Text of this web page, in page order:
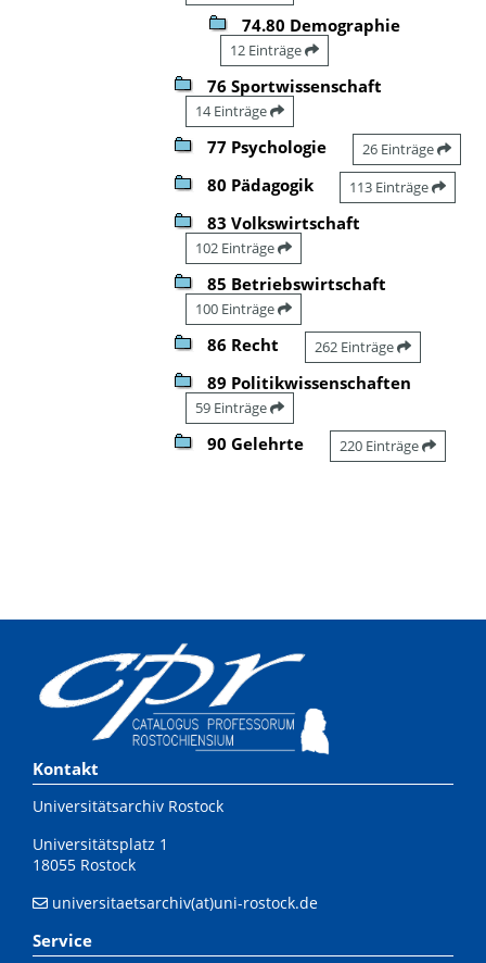
74.80 Demographie
12 Einträge
76 Sportwissenschaft
14 Einträge
77 Psychologie 26 Einträge
80 Pädagogik 113 Einträge
83 Volkswirtschaft
102 Einträge
85 Betriebswirtschaft
100 Einträge
86 Recht 262 Einträge
89 Politikwissenschaften
59 Einträge
90 Gelehrte 220 Einträge
Kontakt
Universitätsarchiv Rostock
Universitätsplatz 1
18055 Rostock
universitaetsarchiv(at)uni-rostock.de
Service